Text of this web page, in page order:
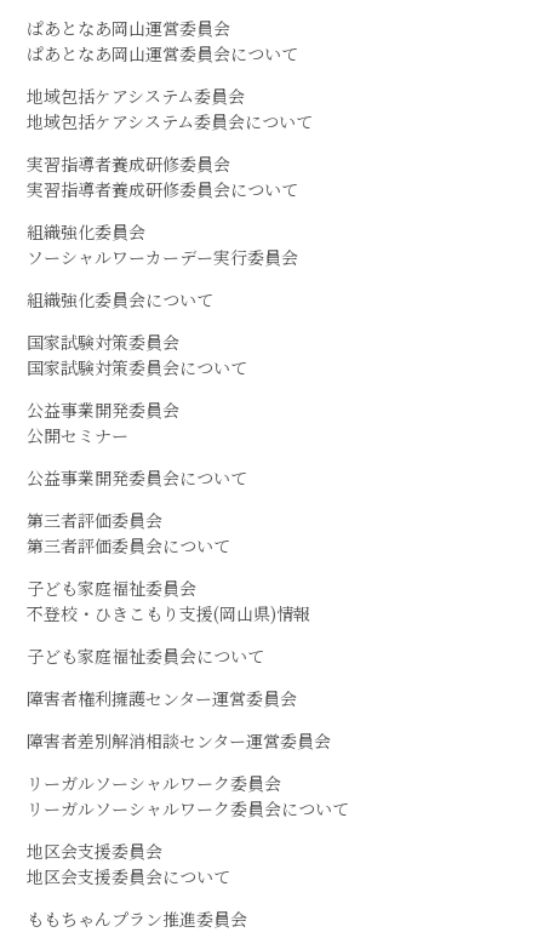
ぱあとなあ岡山運営委員会
ぱあとなあ岡山運営委員会について
地域包括ケアシステム委員会
地域包括ケアシステム委員会について
実習指導者養成研修委員会
実習指導者養成研修委員会について
組織強化委員会
ソーシャルワーカーデー実行委員会
組織強化委員会について
国家試験対策委員会
国家試験対策委員会について
公益事業開発委員会
公開セミナー
公益事業開発委員会について
第三者評価委員会
第三者評価委員会について
子ども家庭福祉委員会
不登校・ひきこもり支援(岡山県)情報
子ども家庭福祉委員会について
障害者権利擁護センター運営委員会
障害者差別解消相談センター運営委員会
リーガルソーシャルワーク委員会
リーガルソーシャルワーク委員会について
地区会支援委員会
地区会支援委員会について
ももちゃんプラン推進委員会